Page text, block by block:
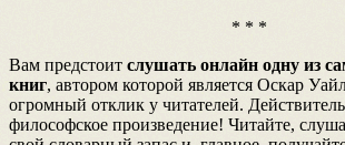
* * *
Вам предстоит слушать онлайн одну из
книг, автором которой является Оскар
огромный отклик у читателей.
философское произведение! Читайте,